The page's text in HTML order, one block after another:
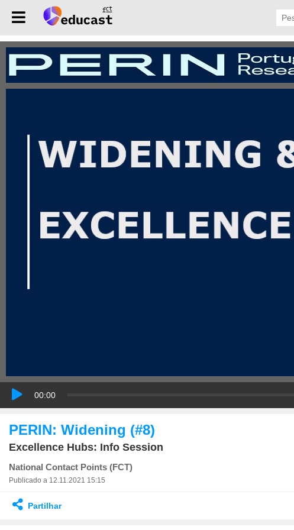
00:00
PERIN: Widening (#8)
Excellence Hubs: Info Session
National Contact Points (FCT)
Publicado a 12.11.2021 15:15
Partilhar